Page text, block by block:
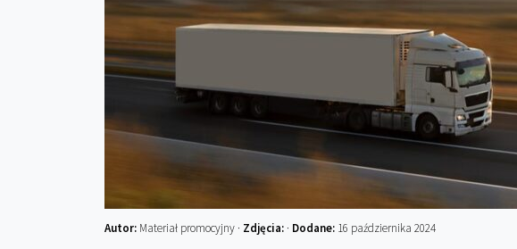
Autor: Materiał promocyjny · Zdjęcia: · Dodane: 16 października 2024